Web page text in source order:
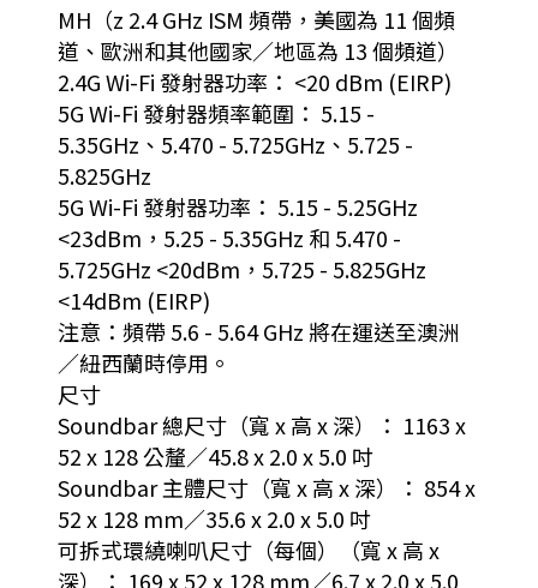
MH（z 2.4 GHz ISM 頻帶，美國為 11 個頻
道、歐洲和其他國家／地區為 13 個頻道）
2.4G Wi-Fi 發射器功率： <20 dBm (EIRP)
5G Wi-Fi 發射器頻率範圍： 5.15 -
5.35GHz、5.470 - 5.725GHz、5.725 -
5.825GHz
5G Wi-Fi 發射器功率： 5.15 - 5.25GHz
<23dBm，5.25 - 5.35GHz 和 5.470 -
5.725GHz <20dBm，5.725 - 5.825GHz
<14dBm (EIRP)
注意：頻帶 5.6 - 5.64 GHz 將在運送至澳洲
／紐西蘭時停用。
尺寸
Soundbar 總尺寸（寬 x 高 x 深）： 1163 x
52 x 128 公釐／45.8 x 2.0 x 5.0 吋
Soundbar 主體尺寸（寬 x 高 x 深）： 854 x
52 x 128 mm／35.6 x 2.0 x 5.0 吋
可拆式環繞喇叭尺寸（每個）（寬 x 高 x
深）： 169 x 52 x 128 mm／6.7 x 2.0 x 5.0